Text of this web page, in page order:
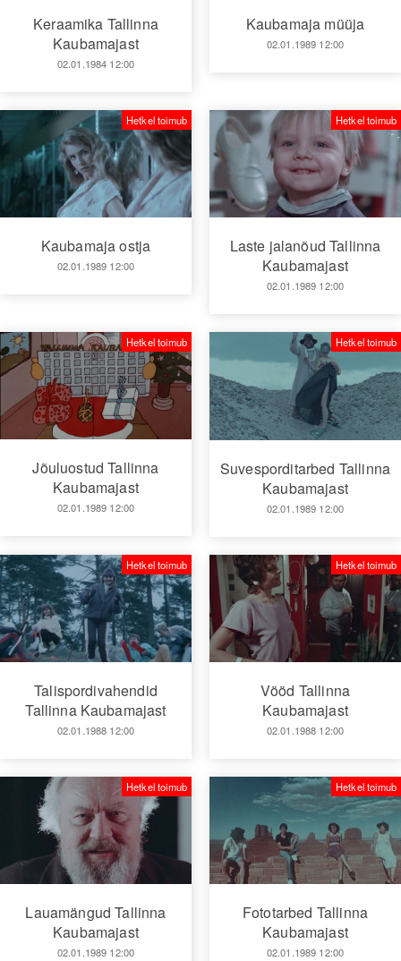
Keraamika Tallinna
Kaubamajast
02.01.1984 12:00
Kaubamaja müüja
02.01.1989 12:00
Kaubamaja ostja
02.01.1989 12:00
Hetkel toimub
Laste jalanõud Tallinna
Kaubamajast
02.01.1989 12:00
Hetkel toimub
Jõuluostud Tallinna
Kaubamajast
02.01.1989 12:00
Hetkel toimub
Suvesporditarbed Tallinna
Kaubamajast
02.01.1989 12:00
Hetkel toimub
Talispordivahendid
Tallinna Kaubamajast
02.01.1988 12:00
Hetkel toimub
Vööd Tallinna
Kaubamajast
02.01.1988 12:00
Hetkel toimub
Lauamängud Tallinna
Kaubamajast
02.01.1989 12:00
Hetkel toimub
Fototarbed Tallinna
Kaubamajast
02.01.1989 12:00
Hetkel toimub